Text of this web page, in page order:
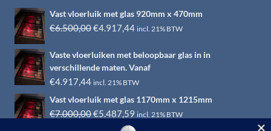
Vast vloerluik met glas 920mm x 470mm
€6.500,00Oorspronkelijke
was:
€6.500,00.
€4.917,44Huidige
is:
€4.917,44.
incl. 21% BTW
Vaste vloerluiken met beloopbaar glas in in
verschillende maten. Vanaf
€4.917,44 incl. 21% BTW
Vast vloerluik met glas 1170mm x 1215mm
€7.000,00Oorspronkelijke
€5.487,59 Huidige
prijs
incl. 21% BTW